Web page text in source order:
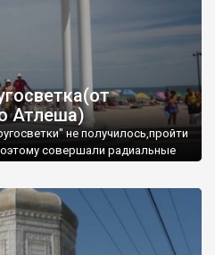
Атлеша)
не получилось,пройти
совершали радиальные